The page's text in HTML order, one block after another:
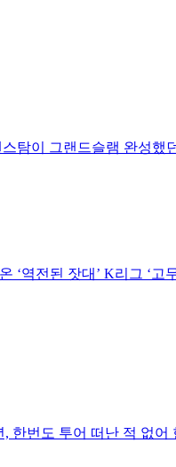
탐이 그랜드슬램 완성했
역전된 잣대’ K리그 ‘고
한번도 투어 떠난 적 없어